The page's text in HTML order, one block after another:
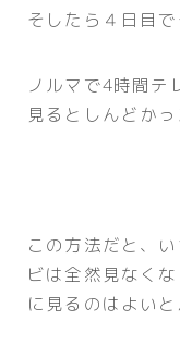
そしたら４日目で
ノルマで4時間テ
見るとしんどかっ
この方法だと、
ビは全然見なく
に見るのはよいと